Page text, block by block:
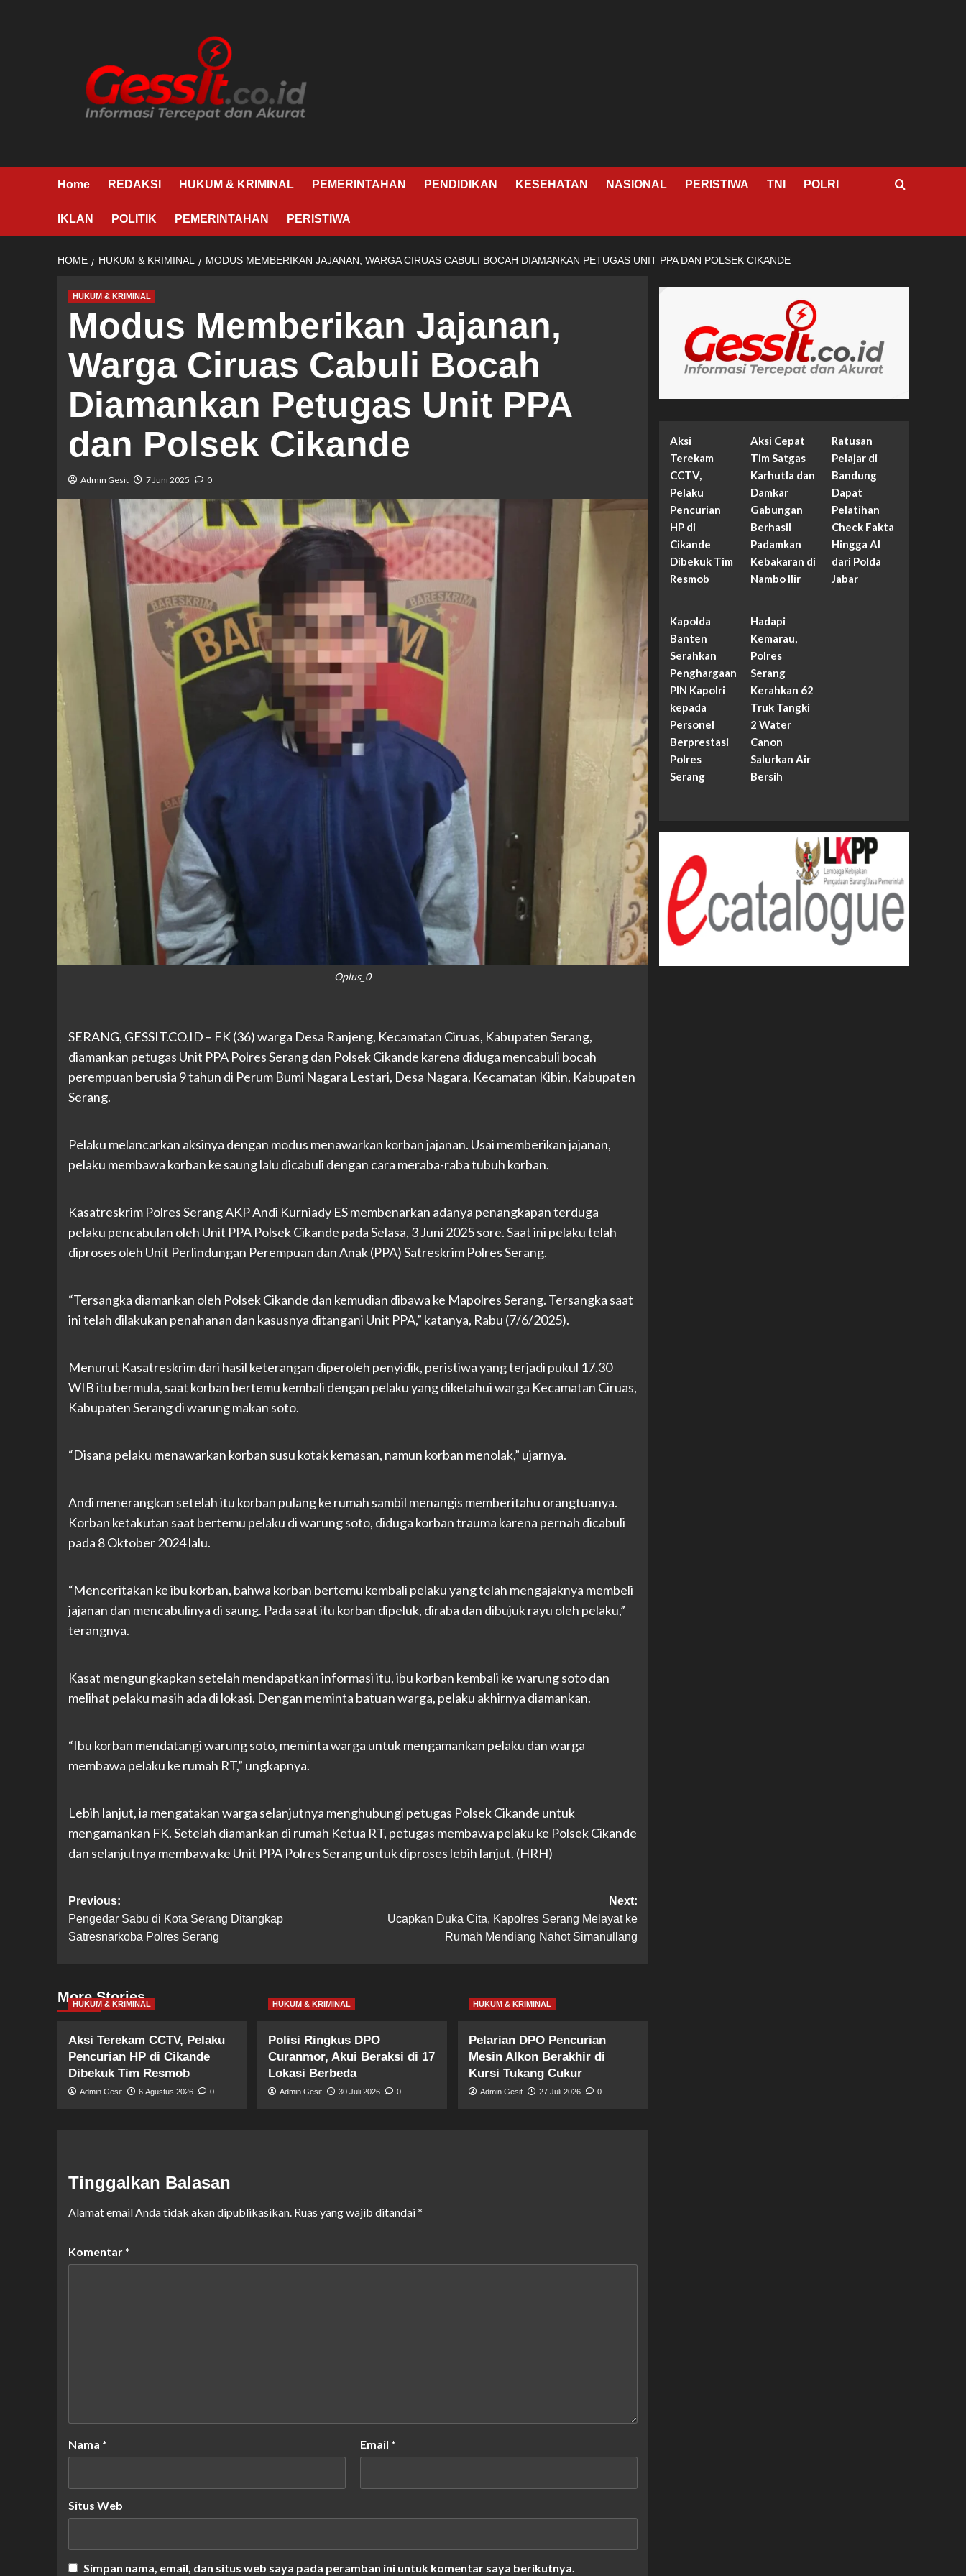
Home REDAKSI HUKUM & KRIMINAL PEMERINTAHAN PENDIDIKAN KESEHATAN NASIONAL PERISTIWA TNI POLRI
IKLAN POLITIK PEMERINTAHAN PERISTIWA
HOME HUKUM & KRIMINAL MODUS MEMBERIKAN JAJANAN, WARGA CIRUAS CABULI BOCAH DIAMANKAN PETUGAS UNIT PPA DAN POLSEK CIKANDE
HUKUM & KRIMINAL
Modus Memberikan Jajanan,
Warga Ciruas Cabuli Bocah
Diamankan Petugas Unit PPA
dan Polsek Cikande
Admin Gesit 7 Juni 2025 0
Oplus_0
SERANG, GESSIT.CO.ID – FK (36) warga Desa Ranjeng, Kecamatan Ciruas, Kabupaten Serang,
diamankan petugas Unit PPA Polres Serang dan Polsek Cikande karena diduga mencabuli bocah
perempuan berusia 9 tahun di Perum Bumi Nagara Lestari, Desa Nagara, Kecamatan Kibin, Kabupaten
Serang.
Pelaku melancarkan aksinya dengan modus menawarkan korban jajanan. Usai memberikan jajanan,
pelaku membawa korban ke saung lalu dicabuli dengan cara meraba-raba tubuh korban.
Kasatreskrim Polres Serang AKP Andi Kurniady ES membenarkan adanya penangkapan terduga
pelaku pencabulan oleh Unit PPA Polsek Cikande pada Selasa, 3 Juni 2025 sore. Saat ini pelaku telah
diproses oleh Unit Perlindungan Perempuan dan Anak (PPA) Satreskrim Polres Serang.
“Tersangka diamankan oleh Polsek Cikande dan kemudian dibawa ke Mapolres Serang. Tersangka saat
ini telah dilakukan penahanan dan kasusnya ditangani Unit PPA,” katanya, Rabu (7/6/2025).
Menurut Kasatreskrim dari hasil keterangan diperoleh penyidik, peristiwa yang terjadi pukul 17.30
WIB itu bermula, saat korban bertemu kembali dengan pelaku yang diketahui warga Kecamatan Ciruas,
Kabupaten Serang di warung makan soto.
“Disana pelaku menawarkan korban susu kotak kemasan, namun korban menolak,” ujarnya.
Andi menerangkan setelah itu korban pulang ke rumah sambil menangis memberitahu orangtuanya.
Korban ketakutan saat bertemu pelaku di warung soto, diduga korban trauma karena pernah dicabuli
pada 8 Oktober 2024 lalu.
“Menceritakan ke ibu korban, bahwa korban bertemu kembali pelaku yang telah mengajaknya membeli
jajanan dan mencabulinya di saung. Pada saat itu korban dipeluk, diraba dan dibujuk rayu oleh pelaku,”
terangnya.
Kasat mengungkapkan setelah mendapatkan informasi itu, ibu korban kembali ke warung soto dan
melihat pelaku masih ada di lokasi. Dengan meminta batuan warga, pelaku akhirnya diamankan.
“Ibu korban mendatangi warung soto, meminta warga untuk mengamankan pelaku dan warga
membawa pelaku ke rumah RT,” ungkapnya.
Lebih lanjut, ia mengatakan warga selanjutnya menghubungi petugas Polsek Cikande untuk
mengamankan FK. Setelah diamankan di rumah Ketua RT, petugas membawa pelaku ke Polsek Cikande
dan selanjutnya membawa ke Unit PPA Polres Serang untuk diproses lebih lanjut. (HRH)
Post
navigation
Previous:
Pengedar Sabu di Kota Serang Ditangkap
Satresnarkoba Polres Serang
Next:
Ucapkan Duka Cita, Kapolres Serang Melayat ke
Rumah Mendiang Nahot Simanullang
More Stories
HUKUM & KRIMINAL
Aksi Terekam CCTV, Pelaku
Pencurian HP di Cikande
Dibekuk Tim Resmob
Admin Gesit 6 Agustus 2026 0
HUKUM & KRIMINAL
Polisi Ringkus DPO
Curanmor, Akui Beraksi di 17
Lokasi Berbeda
Admin Gesit 30 Juli 2026 0
HUKUM & KRIMINAL
Pelarian DPO Pencurian
Mesin Alkon Berakhir di
Kursi Tukang Cukur
Admin Gesit 27 Juli 2026 0
Tinggalkan Balasan
Alamat email Anda tidak akan dipublikasikan. Ruas yang wajib ditandai*
Komentar *
Nama * Email *
Situs Web
Simpan nama, email, dan situs web saya pada peramban ini untuk komentar saya berikutnya.
Aksi
Terekam
CCTV,
Pelaku
Pencurian
HP di
Cikande
Dibekuk Tim
Resmob
Aksi Cepat
Tim Satgas
Karhutla dan
Damkar
Gabungan
Berhasil
Padamkan
Kebakaran di
Nambo Ilir
Ratusan
Pelajar di
Bandung
Dapat
Pelatihan
Check Fakta
Hingga AI
dari Polda
Jabar
Kapolda
Banten
Serahkan
Penghargaan
PIN Kapolri
kepada
Personel
Berprestasi
Polres
Serang
Hadapi
Kemarau,
Polres
Serang
Kerahkan 62
Truk Tangki
2 Water
Canon
Salurkan Air
Bersih